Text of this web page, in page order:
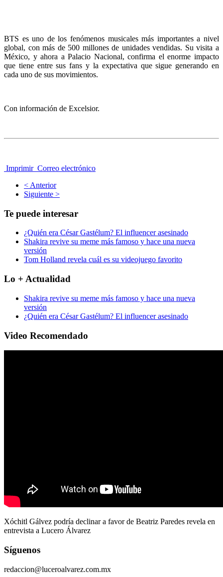
BTS es uno de los fenómenos musicales más importantes a nivel
global, con más de 500 millones de unidades vendidas. Su visita a
México, y ahora a Palacio Nacional, confirma el enorme impacto
que tiene entre sus fans y la expectativa que sigue generando en
cada uno de sus movimientos.
Con información de Excelsior.
Imprimir Correo electrónico
< Anterior
Siguiente >
Te puede interesar
¿Quién era César Gastélum? El influencer asesinado
Shakira revive su meme más famoso y hace una nueva
versión
Tom Holland revela cuál es su videojuego favorito
Lo + Actualidad
Shakira revive su meme más famoso y hace una nueva
versión
¿Quién era César Gastélum? El influencer asesinado
Video Recomendado
Xóchitl Gálvez podría declinar a favor de Beatriz Paredes revela en
entrevista a Lucero Álvarez
Síguenos
redaccion@luceroalvarez.com.mx